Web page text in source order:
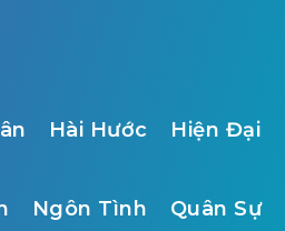
Hài Hước Hiện Đại
Ngôn Tình Quân Sự